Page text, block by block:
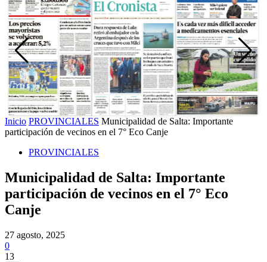
Inicio PROVINCIALES Municipalidad de Salta: Importante
participación de vecinos en el 7° Eco Canje
PROVINCIALES
Municipalidad de Salta: Importante
participación de vecinos en el 7° Eco
Canje
27 agosto, 2025
0
13